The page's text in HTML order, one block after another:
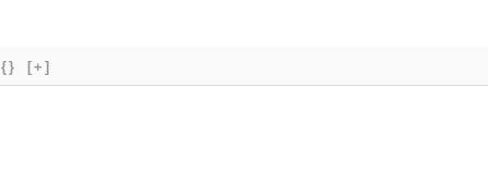
{} [+]